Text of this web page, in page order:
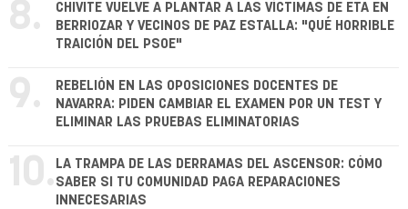
8.
CHIVITE VUELVE A PLANTAR A LAS VÍCTIMAS DE ETA EN
BERRIOZAR Y VECINOS DE PAZ ESTALLA: "QUÉ HORRIBLE
TRAICIÓN DEL PSOE"
9.
REBELIÓN EN LAS OPOSICIONES DOCENTES DE
NAVARRA: PIDEN CAMBIAR EL EXAMEN POR UN TEST Y
ELIMINAR LAS PRUEBAS ELIMINATORIAS
10. LA TRAMPA DE LAS DERRAMAS DEL ASCENSOR: CÓMO
SABER SI TU COMUNIDAD PAGA REPARACIONES
INNECESARIAS